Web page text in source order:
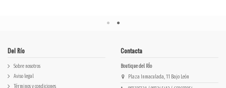
Del Río
Sobre nosotros
Aviso legal
Términos y condiciones
Contacta
Boutique del RÍo
Plaza Inmaculada, 11 Bajo León